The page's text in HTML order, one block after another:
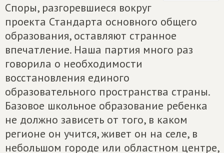
Споры, разгоревшиеся вокруг
проекта Стандарта основного общего
образования, оставляют странное
впечатление. Наша партия много раз
говорила о необходимости
восстановления единого
образовательного пространства страны.
Базовое школьное образование ребенка
не должно зависеть от того, в каком
регионе он учится, живет он на селе, в
небольшом городе или областном центре,